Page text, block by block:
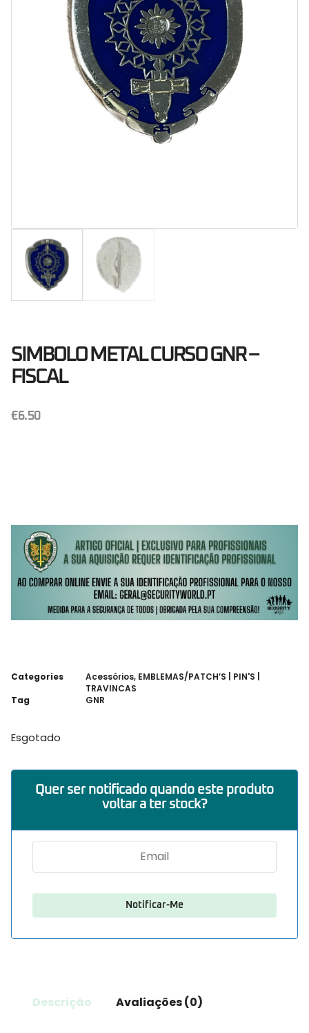
SIMBOLO METAL CURSO GNR –
FISCAL
€6.50
Categories Acessórios, EMBLEMAS/PATCH’S | PIN'S |
TRAVINCAS
Tag
GNR
Esgotado
Quer ser notificado quando este produto
voltar a ter stock?
Descrição Avaliações (0)